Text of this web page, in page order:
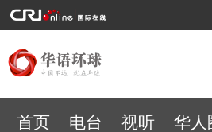
首页 电台 视听 华人